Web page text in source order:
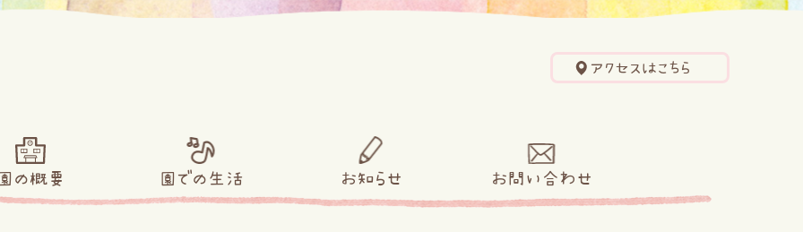
アクセスはこちら
の概要 園での生活 お知らせ お問い合わせ